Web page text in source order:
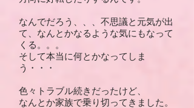
なんでだろう、、、不思議と元気が出
て、なんとかなるような気にもなって
くる。。。
そして本当に何とかなってしま
う・・・
色々トラブル続きだったけど、
なんとか家族で乗り切ってきました。